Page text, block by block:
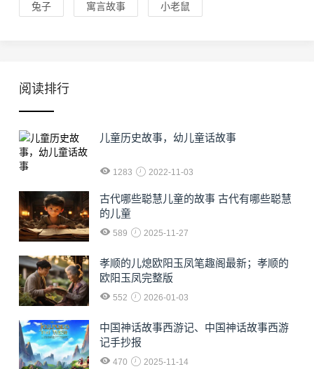
兔子 寓言故事 小老鼠
阅读排行
儿童历史故事，幼儿童话故事
1283 2022-11-03
古代哪些聪慧儿童的故事 古代有哪些聪慧
的儿童
589 2025-11-27
孝顺的儿熄欧阳玉凤笔趣阁最新；孝顺的
欧阳玉凤完整版
552 2026-01-03
中国神话故事西游记、中国神话故事西游
记手抄报
470 2025-11-14